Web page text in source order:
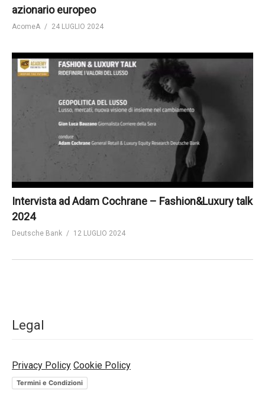
azionario europeo
AcomeA 24 LUGLIO 2024
Intervista ad Adam Cochrane – Fashion&Luxury talk
2024
Deutsche Bank 12 LUGLIO 2024
Legal
Privacy Policy Cookie Policy
Termini e Condizioni